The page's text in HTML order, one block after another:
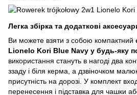
Легка збірка та додаткові
Ви можете взяти з собою компактний
Lionelo Kori Blue Navy у будь-яку
використання стануть в нагоді два
ззаду і біля керма, а дзвіночком
присутність на дорозі. У комплект
перенесення і підставка для чашки